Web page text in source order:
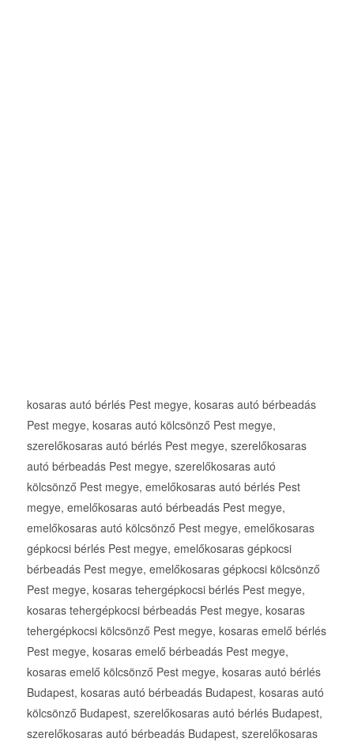
kosaras autó bérlés Pest megye, kosaras autó bérbeadás
Pest megye, kosaras autó kölcsönző Pest megye,
szerelőkosaras autó bérlés Pest megye, szerelőkosaras
autó bérbeadás Pest megye, szerelőkosaras autó
kölcsönző Pest megye, emelőkosaras autó bérlés Pest
megye, emelőkosaras autó bérbeadás Pest megye,
emelőkosaras autó kölcsönző Pest megye, emelőkosaras
gépkocsi bérlés Pest megye, emelőkosaras gépkocsi
bérbeadás Pest megye, emelőkosaras gépkocsi kölcsönző
Pest megye, kosaras tehergépkocsi bérlés Pest megye,
kosaras tehergépkocsi bérbeadás Pest megye, kosaras
tehergépkocsi kölcsönző Pest megye, kosaras emelő bérlés
Pest megye, kosaras emelő bérbeadás Pest megye,
kosaras emelő kölcsönző Pest megye, kosaras autó bérlés
Budapest, kosaras autó bérbeadás Budapest, kosaras autó
kölcsönző Budapest, szerelőkosaras autó bérlés Budapest,
szerelőkosaras autó bérbeadás Budapest, szerelőkosaras